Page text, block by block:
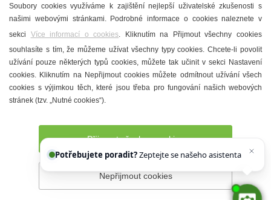
Mandloně
Ubytování
Restaurace
Městské muzeum a galerie
Denní meníčka
Prohlášení o přístupnosti Správce webu
Soubory cookies využíváme k zajištění nejlepší uživatelské zkušenosti s
našimi webovými stránkami. Podrobné informace o cookies naleznete v
sekci Více informací o cookies. Kliknutím na Přijmout všechny cookies
souhlasíte s tím, že můžeme užívat všechny typy cookies. Chcete-li povolit
užívání pouze některých typů cookies, můžete tak učinit v sekci Nastavení
cookies. Kliknutím na Nepřijmout cookies můžete odmítnout užívání všech
cookies s výjimkou těch, které jsou třeba pro fungování našich webových
stránek (tzv. „Nutné cookies“).
Přijmout všechny cookies
Nepřijmout cookies
Potřebujete poradit?
Chettyho